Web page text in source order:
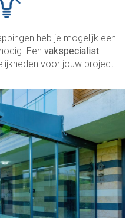
heb je mogelijk een
Een vakspecialist
voor jouw project.